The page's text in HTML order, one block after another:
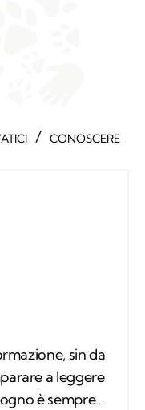
/ CONOSCERE
sin da
a leggere
è sempre